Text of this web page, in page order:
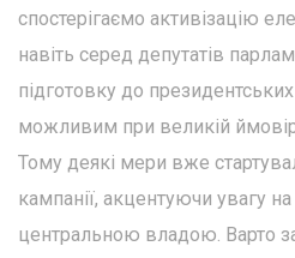
спостерігаємо активізацію
навіть серед депутатів
підготовку до
можливим при великій
Тому деякі мери вже
кампанії, акцентуючи увагу на
центральною владою. Варто